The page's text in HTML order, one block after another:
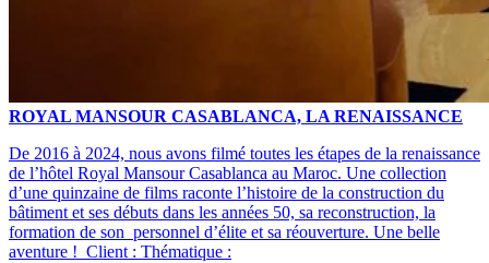
ROYAL MANSOUR CASABLANCA, LA RENAISSANCE
De 2016 à 2024, nous avons filmé toutes les étapes de la renaissance
de l’hôtel Royal Mansour Casablanca au Maroc. Une collection
d’une quinzaine de films raconte l’histoire de la construction du
bâtiment et ses débuts dans les années 50, sa reconstruction, la
formation de son personnel d’élite et sa réouverture. Une belle
aventure ! Client : Thématique :